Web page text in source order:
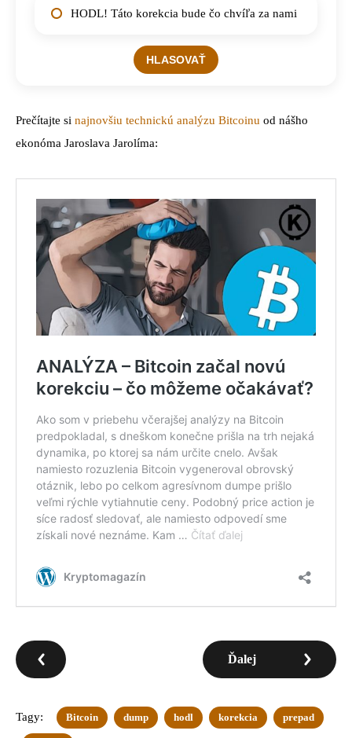
HODL! Táto korekcia bude čo chvíľa za nami
Prečítajte si najnovšiu technickú analýzu Bitcoinu od nášho
ekonóma Jaroslava Jarolíma:
Ďalej
Tagy: Bitcoin dump hodl korekcia prepad